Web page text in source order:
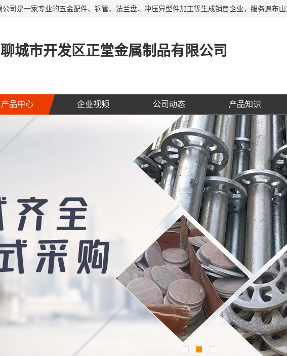
聊城市开发区正堂金属制品有限公司
产品中心 企业视频 公司动态 产品知识